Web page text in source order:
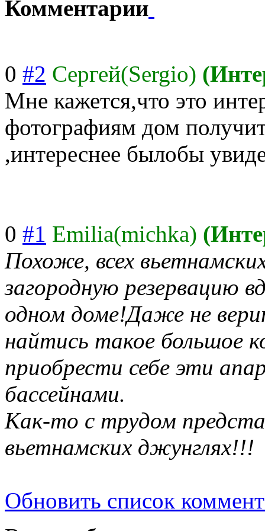
Комментарии
0 #2 Cергей(Sergio)
Мне кажется,что это
фотографиям дом
,интереснее былобы
0 #1 Emilia(michka)
Похоже, всех
загородную резервацию
одном доме!Даже не
найтись такое большое
приобрести себе эти
бассейнами.
Как-то с трудом
вьетнамских джунглях!!!
Обновить список